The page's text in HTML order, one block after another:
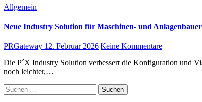
Allgemein
Neue Industry Solution für Maschinen- und Anlagenbauer
PRGateway 12. Februar 2026 Keine Kommentare
Die P´X Industry Solution verbessert die Konfiguration und Visualisierung von Maschinen und Anlagen Mit der neuen Version 14 der P´X Industry Solution macht es Perspectix Maschinen- und Anlagenbauern
noch leichter,…
Suchen
nach: